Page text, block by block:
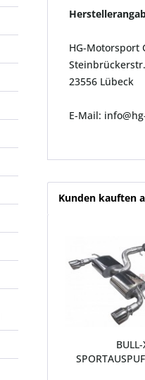
HG-Motorsport
23556 Lübeck
E-Mail:
Kunden kauften
BULL-